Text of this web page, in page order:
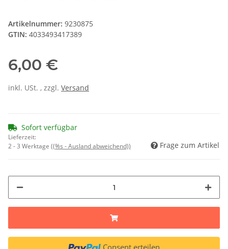
Artikelnummer: 9230875
GTIN: 4033493417389
6,00 €
inkl. USt. , zzgl. Versand
Sofort verfügbar
Lieferzeit:
2 - 3 Werktage ((%s - Ausland abweichend)) Frage zum Artikel